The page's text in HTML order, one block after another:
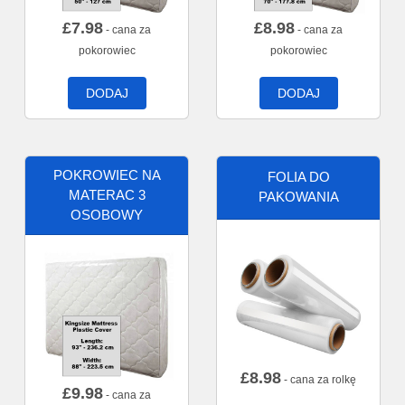
£7.98 - cana za
pokorowiec
DODAJ
£8.98 - cana za
pokorowiec
DODAJ
POKROWIEC NA
MATERAC 3
OSOBOWY
£9.98 - cana za
FOLIA DO
PAKOWANIA
£8.98 - cana za rolkę